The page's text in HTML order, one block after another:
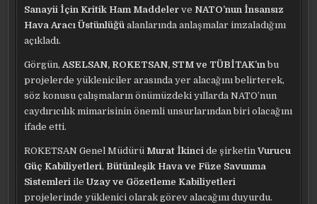
Sanayii İçin Kritik Ham Maddelerve NATO’nun İnsansız
Hava Aracı Üstünlüğü alanlarında anlaşmalar imzaladığını
açıkladı.
Görgün,ASELSAN, ROKETSAN, STM ve TÜBİTAK’ınbu
projelerde yükleniciler arasında yer alacağını belirterek,
söz konusu çalışmaların önümüzdeki yıllarda NATO’nun
caydırıcılık mimarisinin önemli unsurlarından biri olacağını
ifade etti.
ROKETSAN Genel Müdürü Murat İkinci de şirketinVurucu
Güç Kabiliyetleri, Bütünleşik Hava ve Füze Savunma
Sistemleri ileUzay ve Gözetleme Kabiliyetleri
projelerinde yüklenici olarak görev alacağını duyurdu.